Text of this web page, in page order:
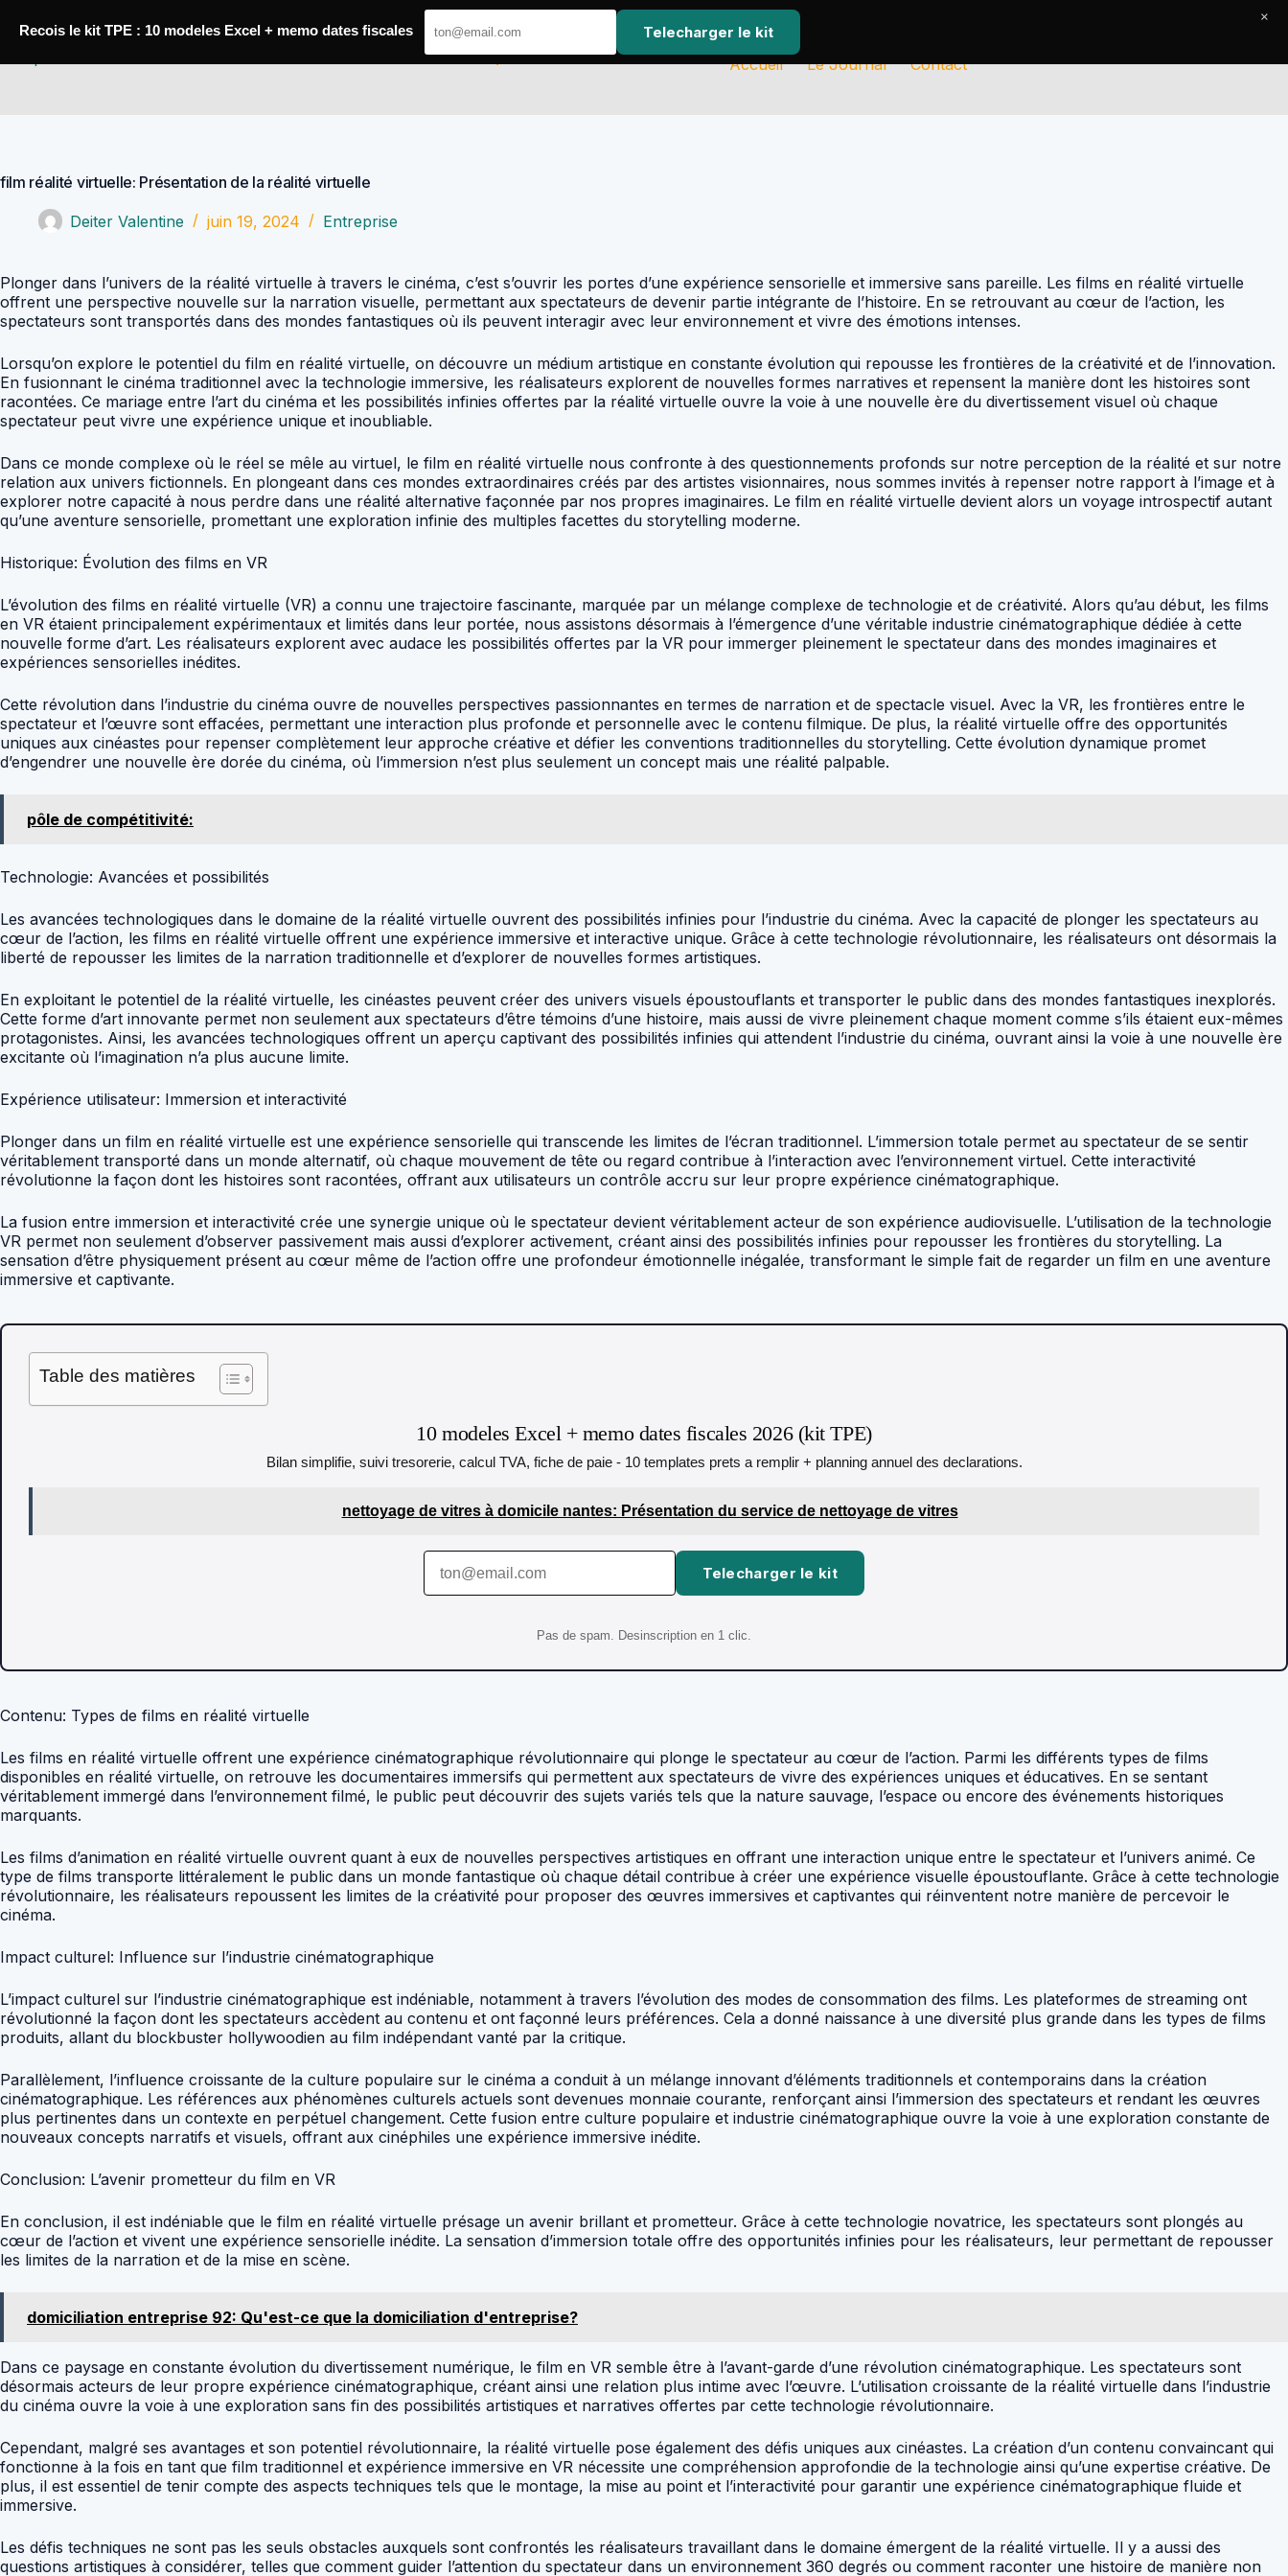
Accueil Le Journal Contact
film réalité virtuelle: Présentation de la réalité virtuelle
Deiter Valentine juin 19, 2024 Entreprise
Plonger dans l’univers de la réalité virtuelle à travers le cinéma, c’est s’ouvrir les portes d’une expérience sensorielle et immersive sans pareille. Les films en réalité virtuelle
offrent une perspective nouvelle sur la narration visuelle, permettant aux spectateurs de devenir partie intégrante de l’histoire. En se retrouvant au cœur de l’action, les
spectateurs sont transportés dans des mondes fantastiques où ils peuvent interagir avec leur environnement et vivre des émotions intenses.
Lorsqu’on explore le potentiel du film en réalité virtuelle, on découvre un médium artistique en constante évolution qui repousse les frontières de la créativité et de l’innovation.
En fusionnant le cinéma traditionnel avec la technologie immersive, les réalisateurs explorent de nouvelles formes narratives et repensent la manière dont les histoires sont
racontées. Ce mariage entre l’art du cinéma et les possibilités infinies offertes par la réalité virtuelle ouvre la voie à une nouvelle ère du divertissement visuel où chaque
spectateur peut vivre une expérience unique et inoubliable.
Dans ce monde complexe où le réel se mêle au virtuel, le film en réalité virtuelle nous confronte à des questionnements profonds sur notre perception de la réalité et sur notre
relation aux univers fictionnels. En plongeant dans ces mondes extraordinaires créés par des artistes visionnaires, nous sommes invités à repenser notre rapport à l’image et à
explorer notre capacité à nous perdre dans une réalité alternative façonnée par nos propres imaginaires. Le film en réalité virtuelle devient alors un voyage introspectif autant
qu’une aventure sensorielle, promettant une exploration infinie des multiples facettes du storytelling moderne.
Historique: Évolution des films en VR
L’évolution des films en réalité virtuelle (VR) a connu une trajectoire fascinante, marquée par un mélange complexe de technologie et de créativité. Alors qu’au début, les films
en VR étaient principalement expérimentaux et limités dans leur portée, nous assistons désormais à l’émergence d’une véritable industrie cinématographique dédiée à cette
nouvelle forme d’art. Les réalisateurs explorent avec audace les possibilités offertes par la VR pour immerger pleinement le spectateur dans des mondes imaginaires et
expériences sensorielles inédites.
Cette révolution dans l’industrie du cinéma ouvre de nouvelles perspectives passionnantes en termes de narration et de spectacle visuel. Avec la VR, les frontières entre le
spectateur et l’œuvre sont effacées, permettant une interaction plus profonde et personnelle avec le contenu filmique. De plus, la réalité virtuelle offre des opportunités
uniques aux cinéastes pour repenser complètement leur approche créative et défier les conventions traditionnelles du storytelling. Cette évolution dynamique promet
d’engendrer une nouvelle ère dorée du cinéma, où l’immersion n’est plus seulement un concept mais une réalité palpable.
pôle de compétitivité:
Technologie: Avancées et possibilités
Les avancées technologiques dans le domaine de la réalité virtuelle ouvrent des possibilités infinies pour l’industrie du cinéma. Avec la capacité de plonger les spectateurs au
cœur de l’action, les films en réalité virtuelle offrent une expérience immersive et interactive unique. Grâce à cette technologie révolutionnaire, les réalisateurs ont désormais la
liberté de repousser les limites de la narration traditionnelle et d’explorer de nouvelles formes artistiques.
En exploitant le potentiel de la réalité virtuelle, les cinéastes peuvent créer des univers visuels époustouflants et transporter le public dans des mondes fantastiques inexplorés.
Cette forme d’art innovante permet non seulement aux spectateurs d’être témoins d’une histoire, mais aussi de vivre pleinement chaque moment comme s’ils étaient eux-mêmes
protagonistes. Ainsi, les avancées technologiques offrent un aperçu captivant des possibilités infinies qui attendent l’industrie du cinéma, ouvrant ainsi la voie à une nouvelle ère
excitante où l’imagination n’a plus aucune limite.
Expérience utilisateur: Immersion et interactivité
Plonger dans un film en réalité virtuelle est une expérience sensorielle qui transcende les limites de l’écran traditionnel. L’immersion totale permet au spectateur de se sentir
véritablement transporté dans un monde alternatif, où chaque mouvement de tête ou regard contribue à l’interaction avec l’environnement virtuel. Cette interactivité
révolutionne la façon dont les histoires sont racontées, offrant aux utilisateurs un contrôle accru sur leur propre expérience cinématographique.
La fusion entre immersion et interactivité crée une synergie unique où le spectateur devient véritablement acteur de son expérience audiovisuelle. L’utilisation de la technologie
VR permet non seulement d’observer passivement mais aussi d’explorer activement, créant ainsi des possibilités infinies pour repousser les frontières du storytelling. La
sensation d’être physiquement présent au cœur même de l’action offre une profondeur émotionnelle inégalée, transformant le simple fait de regarder un film en une aventure
immersive et captivante.
Table des matières
10 modeles Excel + memo dates fiscales 2026 (kit TPE)
Bilan simplifie, suivi tresorerie, calcul TVA, fiche de paie - 10 templates prets a remplir + planning annuel des declarations.
nettoyage de vitres à domicile nantes: Présentation du service de nettoyage de vitres
Telecharger le kit
Pas de spam. Desinscription en 1 clic.
Contenu: Types de films en réalité virtuelle
Les films en réalité virtuelle offrent une expérience cinématographique révolutionnaire qui plonge le spectateur au cœur de l’action. Parmi les différents types de films
disponibles en réalité virtuelle, on retrouve les documentaires immersifs qui permettent aux spectateurs de vivre des expériences uniques et éducatives. En se sentant
véritablement immergé dans l’environnement filmé, le public peut découvrir des sujets variés tels que la nature sauvage, l’espace ou encore des événements historiques
marquants.
Les films d’animation en réalité virtuelle ouvrent quant à eux de nouvelles perspectives artistiques en offrant une interaction unique entre le spectateur et l’univers animé. Ce
type de films transporte littéralement le public dans un monde fantastique où chaque détail contribue à créer une expérience visuelle époustouflante. Grâce à cette technologie
révolutionnaire, les réalisateurs repoussent les limites de la créativité pour proposer des œuvres immersives et captivantes qui réinventent notre manière de percevoir le
cinéma.
Impact culturel: Influence sur l’industrie cinématographique
L’impact culturel sur l’industrie cinématographique est indéniable, notamment à travers l’évolution des modes de consommation des films. Les plateformes de streaming ont
révolutionné la façon dont les spectateurs accèdent au contenu et ont façonné leurs préférences. Cela a donné naissance à une diversité plus grande dans les types de films
produits, allant du blockbuster hollywoodien au film indépendant vanté par la critique.
Parallèlement, l’influence croissante de la culture populaire sur le cinéma a conduit à un mélange innovant d’éléments traditionnels et contemporains dans la création
cinématographique. Les références aux phénomènes culturels actuels sont devenues monnaie courante, renforçant ainsi l’immersion des spectateurs et rendant les œuvres
plus pertinentes dans un contexte en perpétuel changement. Cette fusion entre culture populaire et industrie cinématographique ouvre la voie à une exploration constante de
nouveaux concepts narratifs et visuels, offrant aux cinéphiles une expérience immersive inédite.
Conclusion: L’avenir prometteur du film en VR
En conclusion, il est indéniable que le film en réalité virtuelle présage un avenir brillant et prometteur. Grâce à cette technologie novatrice, les spectateurs sont plongés au
cœur de l’action et vivent une expérience sensorielle inédite. La sensation d’immersion totale offre des opportunités infinies pour les réalisateurs, leur permettant de repousser
les limites de la narration et de la mise en scène.
domiciliation entreprise 92: Qu'est-ce que la domiciliation d'entreprise?
Dans ce paysage en constante évolution du divertissement numérique, le film en VR semble être à l’avant-garde d’une révolution cinématographique. Les spectateurs sont
désormais acteurs de leur propre expérience cinématographique, créant ainsi une relation plus intime avec l’œuvre. L’utilisation croissante de la réalité virtuelle dans l’industrie
du cinéma ouvre la voie à une exploration sans fin des possibilités artistiques et narratives offertes par cette technologie révolutionnaire.
Cependant, malgré ses avantages et son potentiel révolutionnaire, la réalité virtuelle pose également des défis uniques aux cinéastes. La création d’un contenu convaincant qui
fonctionne à la fois en tant que film traditionnel et expérience immersive en VR nécessite une compréhension approfondie de la technologie ainsi qu’une expertise créative. De
plus, il est essentiel de tenir compte des aspects techniques tels que le montage, la mise au point et l’interactivité pour garantir une expérience cinématographique fluide et
immersive.
Les défis techniques ne sont pas les seuls obstacles auxquels sont confrontés les réalisateurs travaillant dans le domaine émergent de la réalité virtuelle. Il y a aussi des
questions artistiques à considérer, telles que comment guider l’attention du spectateur dans un environnement 360 degrés ou comment raconter une histoire de manière non
Recois le kit TPE : 10 modeles Excel + memo dates fiscales Telecharger le kit
×